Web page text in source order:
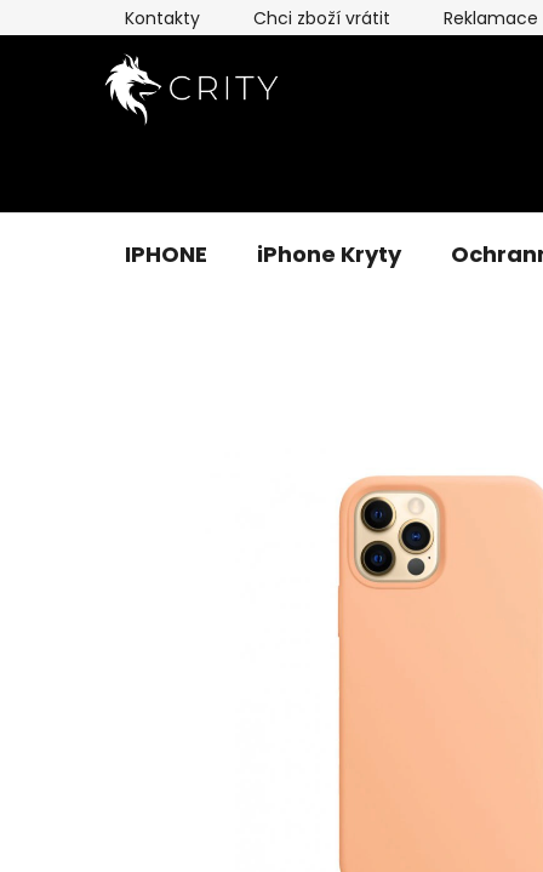
na
Kontakty Chci zboží vrátit Reklamace
IPHONE iPhone Kryty